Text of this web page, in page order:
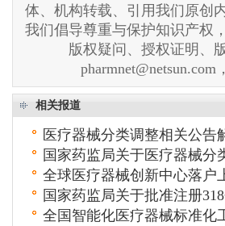
体、机构转载、引用我们原创
我们倡导尊重与保护知识产权
版权疑问、授权证明、
相关报道
医疗器械分类调整相关公告
国家药监局关于医疗器械分
全球医疗器械创新中心落户
国家药监局关于批准注册
全国智能化医疗器械标准化